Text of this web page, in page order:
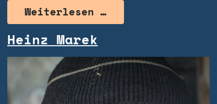
Weiterlesen …from Ludwig
Heinz Marek